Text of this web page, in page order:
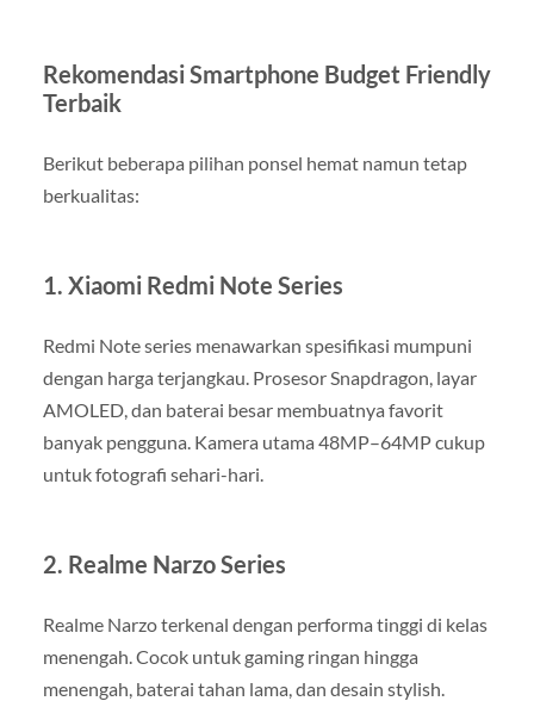
Rekomendasi Smartphone Budget Friendly
Terbaik
Berikut beberapa pilihan ponsel hemat namun tetap
berkualitas:
1. Xiaomi Redmi Note Series
Redmi Note series menawarkan spesifikasi mumpuni
dengan harga terjangkau. Prosesor Snapdragon, layar
AMOLED, dan baterai besar membuatnya favorit
banyak pengguna. Kamera utama 48MP–64MP cukup
untuk fotografi sehari-hari.
2. Realme Narzo Series
Realme Narzo terkenal dengan performa tinggi di kelas
menengah. Cocok untuk gaming ringan hingga
menengah, baterai tahan lama, dan desain stylish.